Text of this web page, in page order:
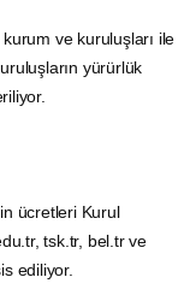
ve kuruluşları ile
yürürlük
ücretleri Kurul
tsk.tr, bel.tr ve
ediliyor.